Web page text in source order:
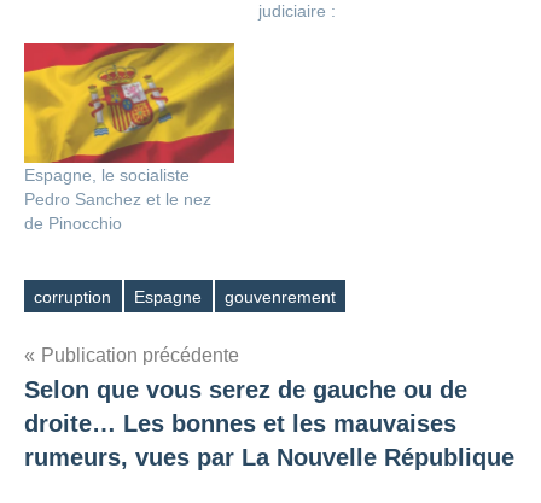
judiciaire :
Espagne, le socialiste
Pedro Sanchez et le nez
de Pinocchio
Étiquettes
corruption Espagne gouvenrement
Navigation
de
l’article
Publication précédente
Selon que vous serez de gauche ou de
droite… Les bonnes et les mauvaises
rumeurs, vues par La Nouvelle République